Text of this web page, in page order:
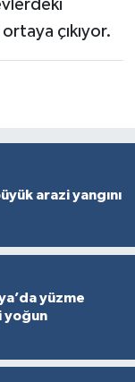
çıkıyor.
arazi yangını
yüzme
yoğun